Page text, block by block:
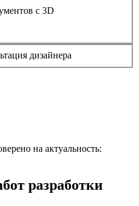
с 3D
дизайнера
на актуальность:
разработки